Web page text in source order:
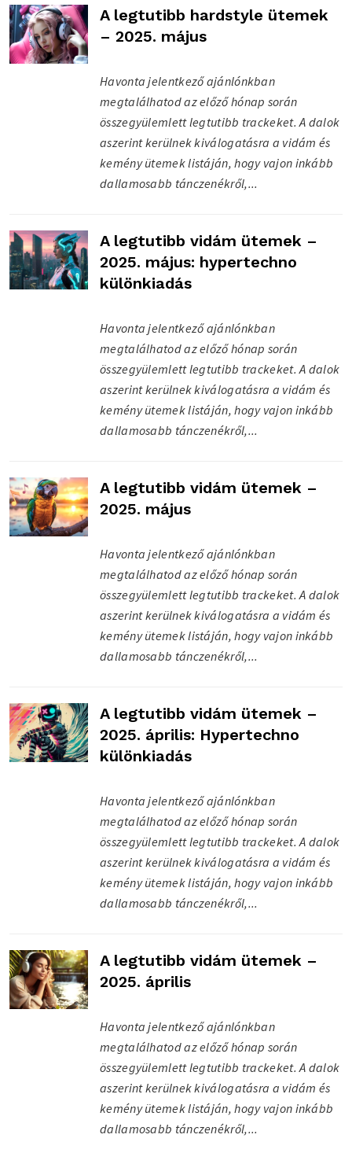
A legtutibb hardstyle ütemek
– 2025. május
Havonta jelentkező ajánlónkban
megtalálhatod az előző hónap során
összegyülemlett legtutibb trackeket. A dalok
aszerint kerülnek kiválogatásra a vidám és
kemény ütemek listáján, hogy vajon inkább
dallamosabb tánczenékről,...
A legtutibb vidám ütemek –
2025. május: hypertechno
különkiadás
Havonta jelentkező ajánlónkban
megtalálhatod az előző hónap során
összegyülemlett legtutibb trackeket. A dalok
aszerint kerülnek kiválogatásra a vidám és
kemény ütemek listáján, hogy vajon inkább
dallamosabb tánczenékről,...
A legtutibb vidám ütemek –
2025. május
Havonta jelentkező ajánlónkban
megtalálhatod az előző hónap során
összegyülemlett legtutibb trackeket. A dalok
aszerint kerülnek kiválogatásra a vidám és
kemény ütemek listáján, hogy vajon inkább
dallamosabb tánczenékről,...
A legtutibb vidám ütemek –
2025. április: Hypertechno
különkiadás
Havonta jelentkező ajánlónkban
megtalálhatod az előző hónap során
összegyülemlett legtutibb trackeket. A dalok
aszerint kerülnek kiválogatásra a vidám és
kemény ütemek listáján, hogy vajon inkább
dallamosabb tánczenékről,...
A legtutibb vidám ütemek –
2025. április
Havonta jelentkező ajánlónkban
megtalálhatod az előző hónap során
összegyülemlett legtutibb trackeket. A dalok
aszerint kerülnek kiválogatásra a vidám és
kemény ütemek listáján, hogy vajon inkább
dallamosabb tánczenékről,...